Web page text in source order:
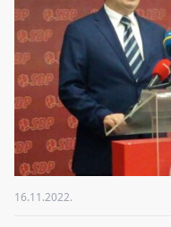
16.11.2022.